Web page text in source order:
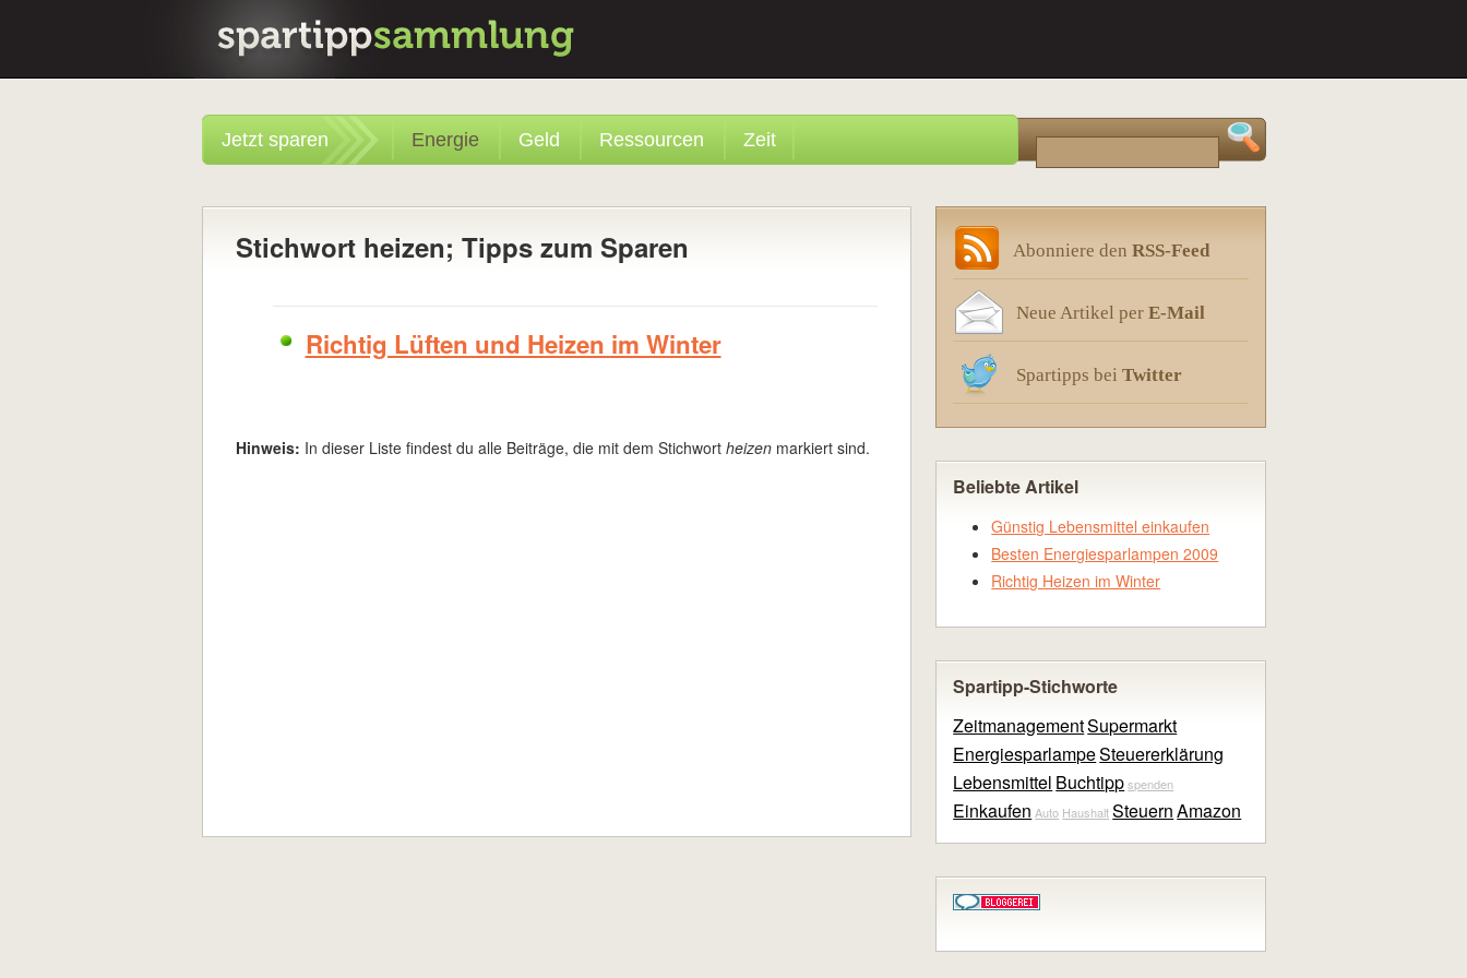
Jetzt sparen Energie Geld Ressourcen Zeit
Stichwort heizen; Tipps zum Sparen
Richtig Lüften und Heizen im Winter
Hinweis: In dieser Liste findest du alle Beiträge, die mit dem Stichwort heizenmarkiert sind.
Abonniere denRSS-Feed
Neue Artikel perE-Mail
Spartipps beiTwitter
Beliebte Artikel
Günstig Lebensmittel einkaufen
Besten Energiesparlampen 2009
Richtig Heizen im Winter
Spartipp-Stichworte
ZeitmanagementSupermarkt
EnergiesparlampeSteuererklärung
Lebensmittel Buchtipp spenden
Einkaufen Auto Haushalt SteuernAmazon